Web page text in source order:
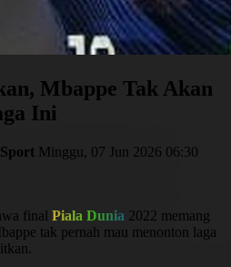
Mbappe Tak Akan
Ini
Minggu, 07 Jun 2026 06:30
final Piala Dunia 2022 memang
tak pernah mau menonton laga